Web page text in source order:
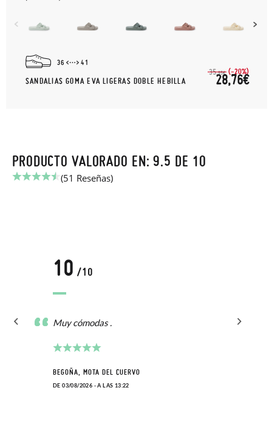
36 41
SANDALIAS GOMA EVA LIGERAS DOBLE HEBILLA
35,95€ (-20%)
28,76€
PRODUCTO VALORADO EN: 9.5 DE 10
(51 Reseñas)
10 /10
Muy cómodas .
BEGOÑA, MOTA DEL CUERVO
DE 03/08/2026 - A LAS 13:22